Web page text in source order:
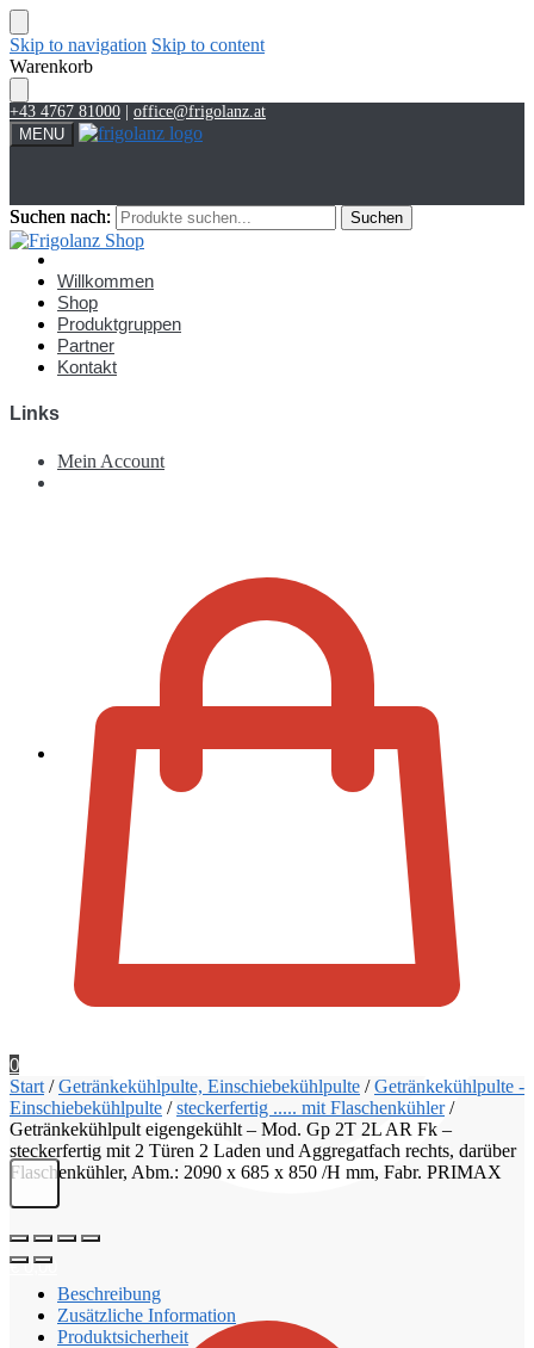
Skip to navigation Skip to content
Warenkorb
+43 4767 81000
office@frigolanz.at
MENU
Suchen nach: Suchen
Zur Kassa
€0,00
Suchen nach: Suchen
Willkommen
Shop
Produktgruppen
Partner
Kontakt
Links
Mein Account
0
Start /Getränkekühlpulte, Einschiebekühlpulte /Getränkekühlpulte -
Einschiebekühlpulte /steckerfertig ..... mit Flaschenkühler/
Getränkekühlpult eigengekühlt – Mod. Gp 2T 2L AR Fk –
steckerfertig mit 2 Türen 2 Laden und Aggregatfach rechts, darüber
Flaschenkühler, Abm.: 2090 x 685 x 850 /H mm, Fabr. PRIMAX
Beschreibung
Zusätzliche Information
Produktsicherheit